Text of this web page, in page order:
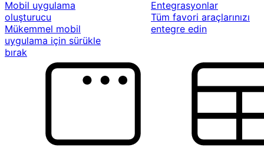
Mobil uygulama
oluşturucu
Mükemmel mobil
uygulama için sürükle
bırak
Entegrasyonlar
Tüm favori araçlarınızı
entegre edin